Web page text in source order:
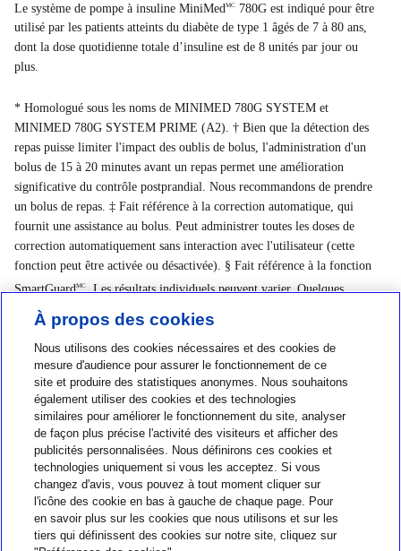
Le système de pompe à insuline MiniMedMC
780G est indiqué pour être
utilisé par les patients atteints du diabète de type 1 âgés de 7 à 80 ans,
dont la dose quotidienne totale d’insuline est de 8 unités par jour ou
plus.
* Homologué sous les noms de MINIMED 780G SYSTEM et
MINIMED 780G SYSTEM PRIME (A2). † Bien que la détection des
repas puisse limiter l'impact des oublis de bolus, l'administration d'un
bolus de 15 à 20 minutes avant un repas permet une amélioration
significative du contrôle postprandial. Nous recommandons de prendre
un bolus de repas. ‡ Fait référence à la correction automatique, qui
fournit une assistance au bolus. Peut administrer toutes les doses de
correction automatiquement sans interaction avec l'utilisateur (cette
fonction peut être activée ou désactivée). § Fait référence à la fonction
SmartGuardMC. Les résultats individuels peuvent varier. Quelques
interactions de l’utilisateur requises. ◊ Une mesure de la glycémie est
nécessaire pour accéder à la fonction SmartGuardMC. Si les symptômes
ne correspondent pas aux alertes et aux lectures, utilisez un glucomètre.
Consultez le guide de l'utilisateur.
Nous joindre
1-800-284-4416
À propos de MiniMed
Information
À propos des cookies
Nous utilisons des cookies nécessaires et des cookies de
mesure d'audience pour assurer le fonctionnement de ce
site et produire des statistiques anonymes. Nous souhaitons
également utiliser des cookies et des technologies
similaires pour améliorer le fonctionnement du site, analyser
de façon plus précise l'activité des visiteurs et afficher des
publicités personnalisées. Nous définirons ces cookies et
technologies uniquement si vous les acceptez. Si vous
changez d'avis, vous pouvez à tout moment cliquer sur
l'icône des cookie en bas à gauche de chaque page. Pour
en savoir plus sur les cookies que nous utilisons et sur les
tiers qui définissent des cookies sur notre site, cliquez sur